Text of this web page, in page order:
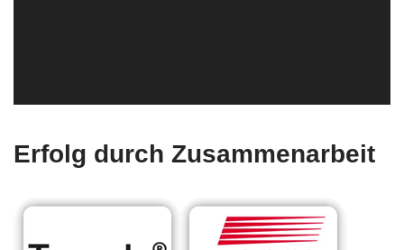
Erfolg durch Zusammenarbeit